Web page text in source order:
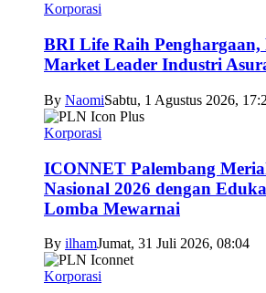
Korporasi
BRI Life Raih Penghargaan,
Market Leader Industri
By NaomiSabtu, 1 Agustus 2026,
Korporasi
ICONNET Palembang
Nasional 2026 dengan
Lomba Mewarnai
By ilhamJumat, 31 Juli 2026, 08:04
Korporasi